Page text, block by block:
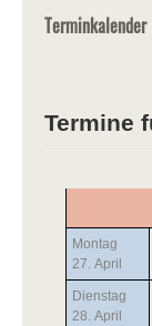
Terminkalender
Termine
Montag
27. April
Dienstag
28. April